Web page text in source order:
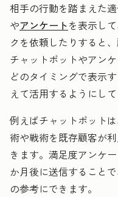
相手の行動を踏まえた
やアンケートを表示し
クを依頼したりすると
チャットボットやアン
どのタイミングで表示
えて活用するようにして
例えばチャットボット
術や戦術を既存顧客が
きます。満足度アンケ
か月後に送信すること
の参考にできます。